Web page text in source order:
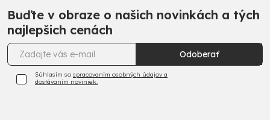
Buďte v obraze o našich novinkách a tých
najlepšich cenách
Odoberať
Súhlasím so spracovaním osobných údajov a
dostávaním noviniek.